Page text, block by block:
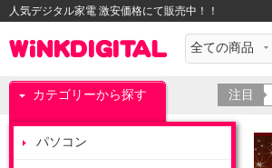
人気デジタル家電 激安価格にて販売中！！
カテゴリーから探す
パソコン
注目